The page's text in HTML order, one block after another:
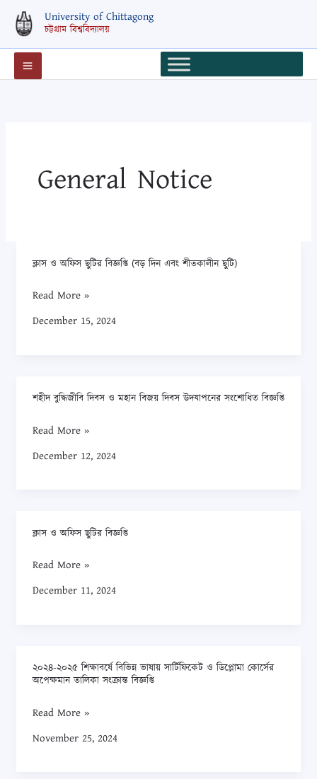
content
University of Chittagong
চট্টগ্রাম বিশ্ববিদ্যালয়
General Notice
ক্লাস ও অফিস ছুটির বিজ্ঞপ্তি (বড় দিন এবং শীতকালীন ছুটি)
ক্লাস
অফিস
ছুটির
এবং
ছুটি)
Read More »
December 15, 2024
শহীদ বুদ্ধিজীবি দিবস ও মহান বিজয় দিবস উদযাপনের সংশোধিত বিজ্ঞপ্তি
শহীদ
দিবস
ও
উদযাপনের
বিজ্ঞপ্তি
Read More »
December 12, 2024
ক্লাস ও অফিস ছুটির বিজ্ঞপ্তি
ক্লাস
অফিস
ছুটির
Read More »
December 11, 2024
২০২৪-২০২৫ শিক্ষাবর্ষে বিভিন্ন ভাষায় সার্টিফিকেট ও ডিপ্লোমা কোর্সের
অপেক্ষমান তালিকা সংক্রান্ত বিজ্ঞপ্তি
২০২৪-২০২৫
বিভিন্ন
সার্টিফিকেট
Read More »
November 25, 2024